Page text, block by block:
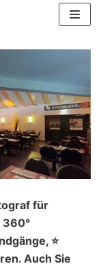
für
360°
⭐
Auch Sie